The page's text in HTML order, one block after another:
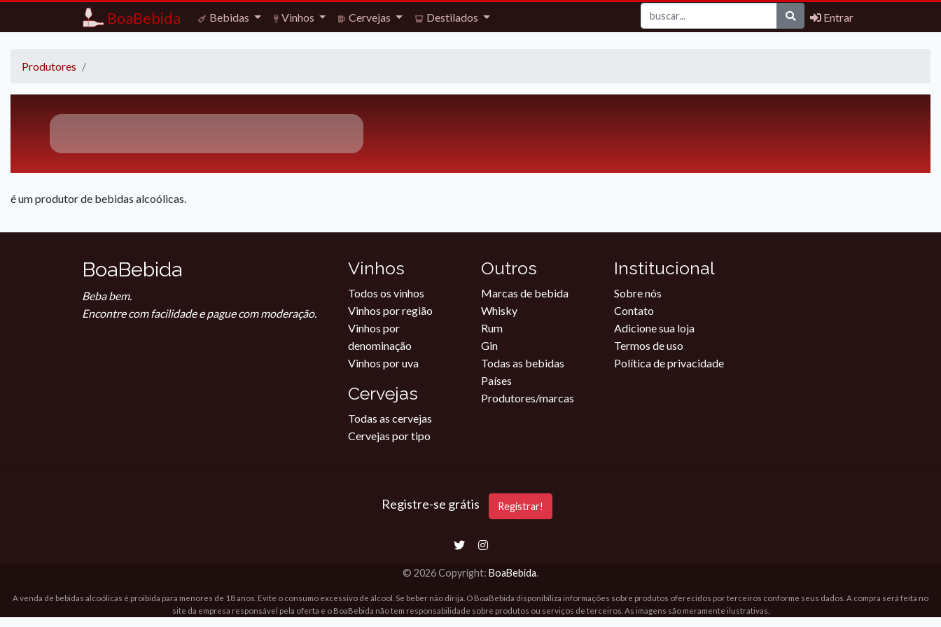
BoaBebida Bebidas Vinhos Cervejas Destilados Entrar
Produtores
é um produtor de bebidas alcoólicas.
BoaBebida
Beba bem.
Encontre com facilidade e pague com moderação.
Vinhos
Todos os vinhos
Vinhos por região
Vinhos por
denominação
Vinhos por uva
Cervejas
Todas as cervejas
Cervejas por tipo
Outros
Marcas de bebida
Whisky
Rum
Gin
Todas as bebidas
Países
Produtores/marcas
Institucional
Sobre nós
Contato
Adicione sua loja
Termos de uso
Política de privacidade
Registre-se grátis Registrar!
© 2026 Copyright: BoaBebida.
A venda de bebidas alcoólicas é proibida para menores de 18 anos. Evite o consumo excessivo de álcool. Se beber não dirija. O BoaBebida disponibiliza informações sobre produtos oferecidos por terceiros conforme seus dados. A compra será feita no
site da empresa responsável pela oferta e o BoaBebida não tem responsabilidade sobre produtos ou serviços de terceiros. As imagens são meramente ilustrativas.